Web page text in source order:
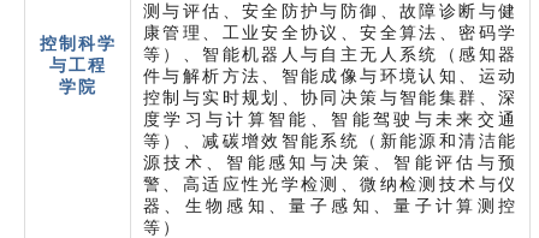
控制科学
与工程
学院
测与评估、安全防护与防御、故障诊断与健
康管理、工业安全协议、安全算法、密码学
等）、智能机器人与自主无人系统（感知器
件与解析方法、智能成像与环境认知、运动
控制与实时规划、协同决策与智能集群、深
度学习与计算智能、智能驾驶与未来交通
等）、减碳增效智能系统（新能源和清洁能
源技术、智能感知与决策、智能评估与预
警、高适应性光学检测、微纳检测技术与仪
器、生物感知、量子感知、量子计算测控
等）